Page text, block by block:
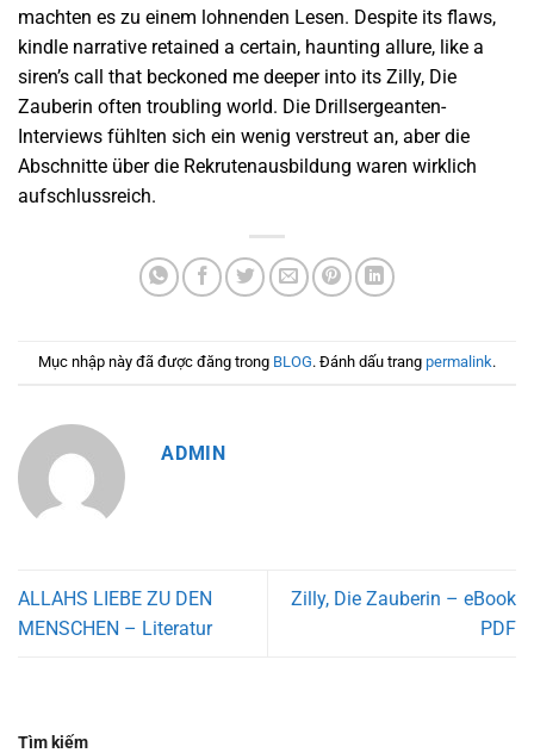
machten es zu einem lohnenden Lesen. Despite its flaws,
kindle narrative retained a certain, haunting allure, like a
siren’s call that beckoned me deeper into its Zilly, Die
Zauberin often troubling world. Die Drillsergeanten-
Interviews fühlten sich ein wenig verstreut an, aber die
Abschnitte über die Rekrutenausbildung waren wirklich
aufschlussreich.
Mục nhập này đã được đăng trong BLOG. Đánh dấu trang permalink.
ADMIN
ALLAHS LIEBE ZU DEN
MENSCHEN – Literatur
Zilly, Die Zauberin – eBook
PDF
Tìm kiếm